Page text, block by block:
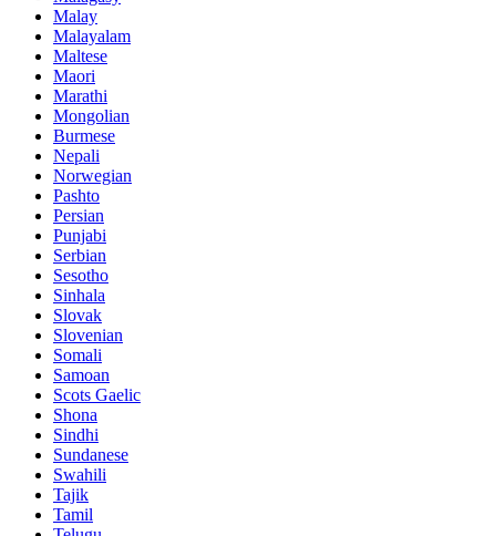
Malay
Malayalam
Maltese
Maori
Marathi
Mongolian
Burmese
Nepali
Norwegian
Pashto
Persian
Punjabi
Serbian
Sesotho
Sinhala
Slovak
Slovenian
Somali
Samoan
Scots Gaelic
Shona
Sindhi
Sundanese
Swahili
Tajik
Tamil